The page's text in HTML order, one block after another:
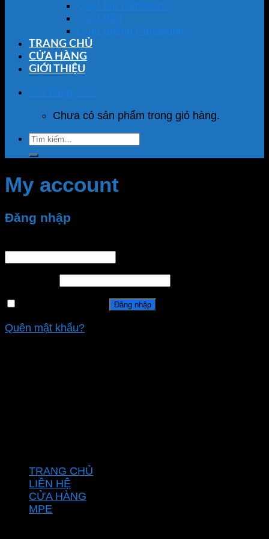
Quạt hút Panasonic
Quạt trần
Quạt tường Panasonic
TRANG CHỦ
CỬA HÀNG
GIỚI THIỆU
Giỏ hàng / 0 ₫
Chưa có sản phẩm trong giỏ hàng.
Tìm
kiếm:
My account
Đăng nhập
Đăng nhập
Quên mật khẩu?
TRANG CHỦ
LIÊN HỆ
CỬA HÀNG
MPE